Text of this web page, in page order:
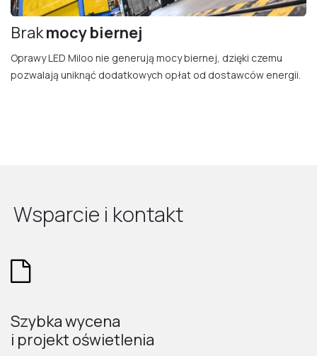
Brakmocy bierne​j
Oprawy LED Miloo nie generują mocy biernej, dzięki czemu
pozwalają uniknąć dodatkowych opłat od dostawców energii.
Wsparcie i kontakt
Szybka wycena
i projekt oświetlenia